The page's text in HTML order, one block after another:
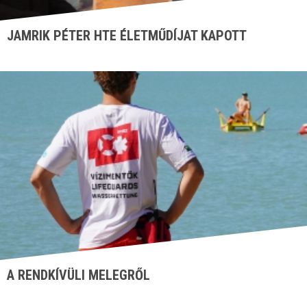
JAMRIK PÉTER HTE ÉLETMŰDÍJAT KAPOTT
A RENDKÍVÜLI MELEGRŐL